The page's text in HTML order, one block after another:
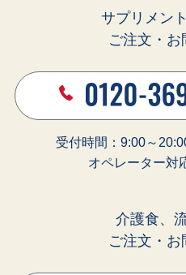
これ
血圧 血糖値
3つの
森永乳業がはじめて発見したペプチ
インペプチド
12週間摂取するとMKPを
サプリメン
ご注文・
受付時間：9:00～
オペレーター対
介護食、
ご注文・